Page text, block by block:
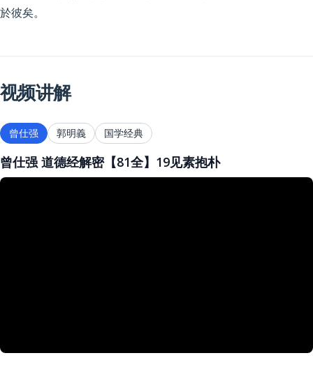
於彼矣。
视频讲解
曾仕强 郭明義 国学经典
曾仕强 道德经解密【81全】19见素抱朴